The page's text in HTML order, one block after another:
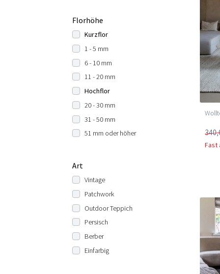
Florhöhe
Kurzflor
1 - 5 mm
6 - 10 mm
11 - 20 mm
Hochflor
20 - 30 mm
31 - 50 mm
51 mm oder höher
Art
Vintage
Patchwork
Outdoor Teppich
Persisch
Berber
Einfarbig
Fast